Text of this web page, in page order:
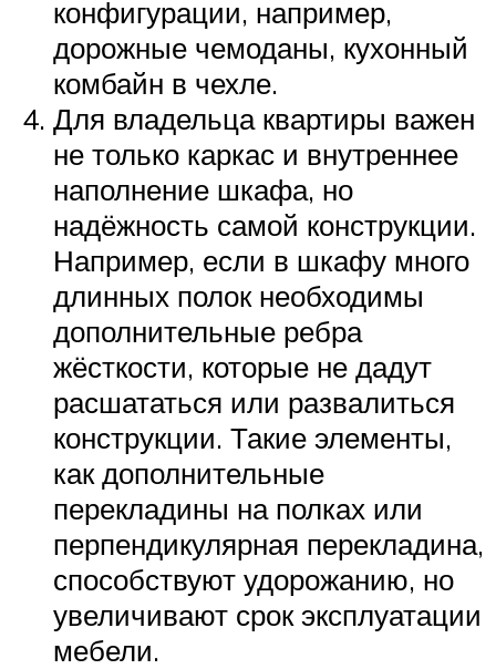
конфигурации, например,
дорожные чемоданы, кухонный
комбайн в чехле.
Для владельца квартиры важен
не только каркас и внутреннее
наполнение шкафа, но
надёжность самой конструкции.
Например, если в шкафу много
длинных полок необходимы
дополнительные ребра
жёсткости, которые не дадут
расшататься или развалиться
конструкции. Такие элементы,
как дополнительные
перекладины на полках или
перпендикулярная перекладина,
способствуют удорожанию, но
увеличивают срок эксплуатации
мебели.